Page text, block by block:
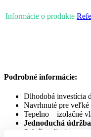
Informácie o produkte
Podrobné informácie:
Dlhodobá investícia
Navrhnuté pre veľké
Tepelno – izolačné
Jednoduchá údržba
Subtílny dizajn pre